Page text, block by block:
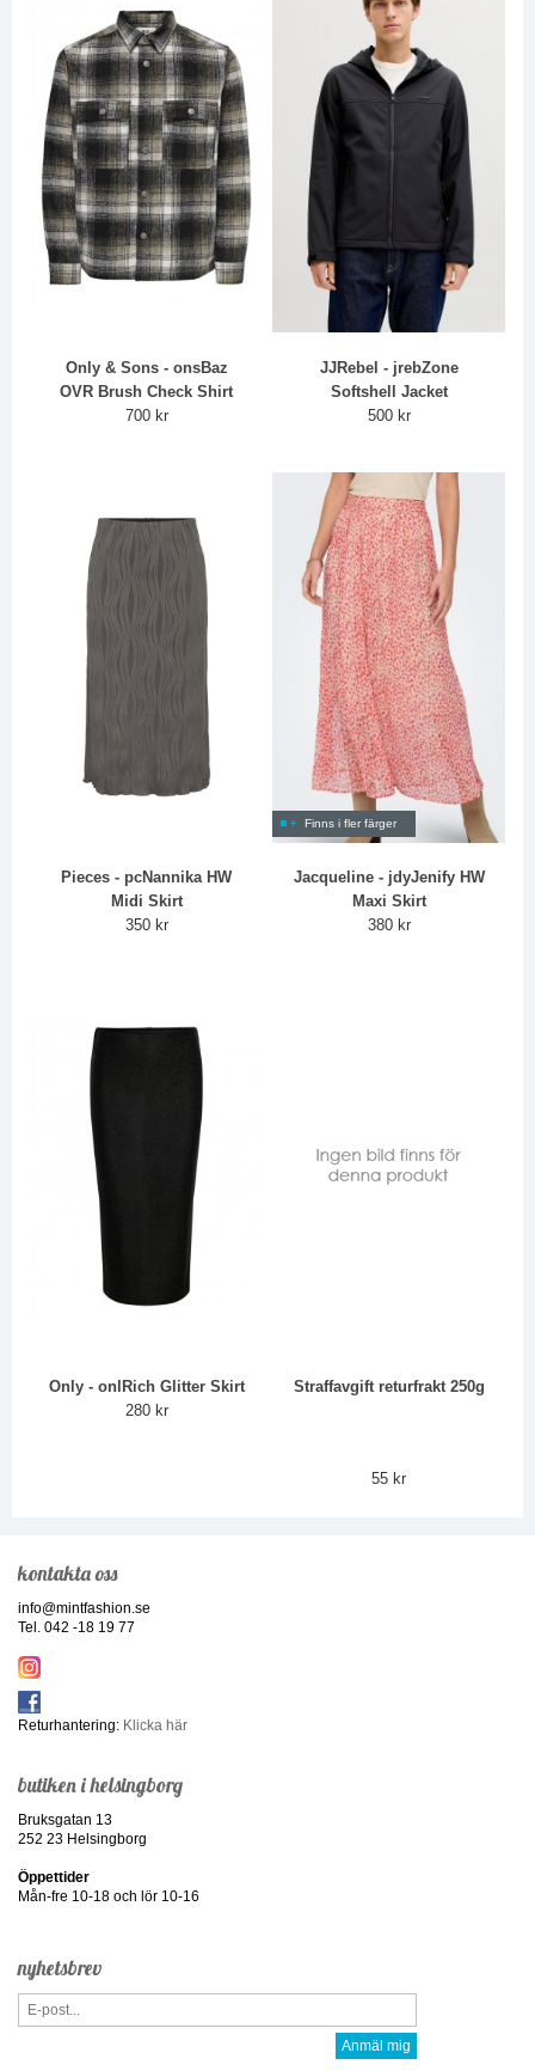
Only & Sons - onsBaz
OVR Brush Check Shirt
700 kr
JJRebel - jrebZone
Softshell Jacket
500 kr
Pieces - pcNannika HW
Midi Skirt
350 kr
Finns i fler färger
Jacqueline - jdyJenify HW
Maxi Skirt
380 kr
Only - onlRich Glitter Skirt
280 kr
Straffavgift returfrakt 250g
55 kr
kontakta oss
info@mintfashion.se
Tel. 042 -18 19 77
Returhantering: Klicka här
butiken i helsingborg
Bruksgatan 13
252 23 Helsingborg
Öppettider
Mån-fre 10-18 och lör 10-16
nyhetsbrev
Anmäl mig